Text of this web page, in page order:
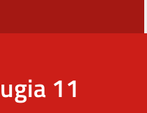
11